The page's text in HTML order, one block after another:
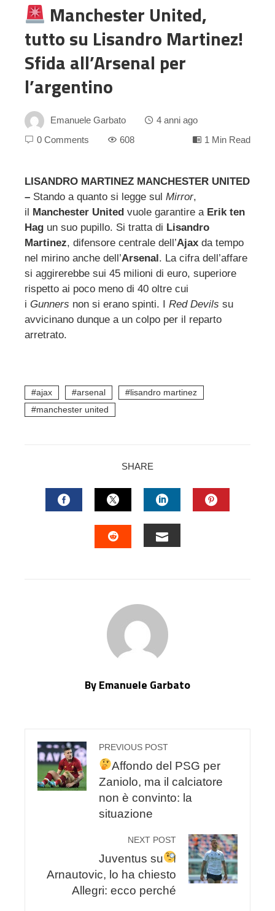
Manchester United,
tutto su Lisandro Martinez!
Sfida all’Arsenal per
l’argentino
Emanuele Garbato
4 anni ago
0 Comments
608 1 Min Read
LISANDRO MARTINEZ MANCHESTER UNITED
– Stando a quanto si legge sul Mirror,
il
Manchester United vuole garantire a Erik ten
Hag un suo pupillo. Si tratta di Lisandro
Martinez, difensore centrale dell’Ajax da tempo
nel mirino anche dell’Arsenal . La cifra dell’affare
si aggirerebbe sui 45 milioni di euro, superiore
rispetto ai poco meno di 40 oltre cui
i Gunners non si erano spinti. I Red Devils su
avvicinano dunque a un colpo per il reparto
arretrato.
ajax arsenal
lisandro martinez
manchester united
SHARE
FACEBOOKTWITTERLINKEDIN
By Emanuele Garbato
PREVIOUS POST
Affondo del PSG per
Zaniolo, ma il calciatore
non è convinto: la
situazione
NEXT POST
Juventus su
Arnautovic, lo ha chiesto
Allegri: ecco perché